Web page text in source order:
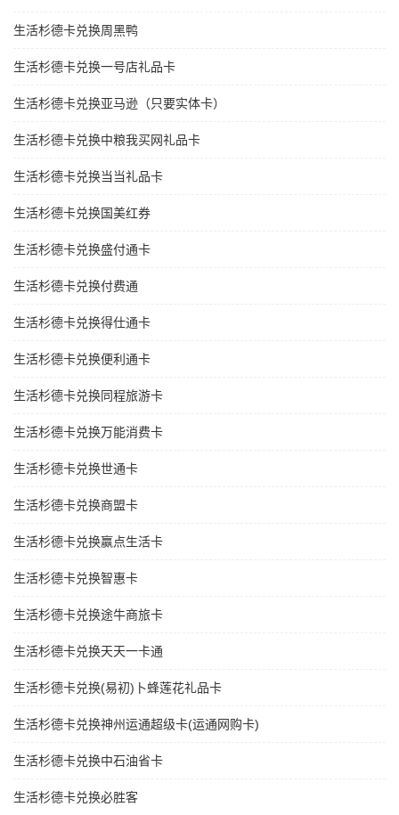
生活杉德卡兑换周黑鸭
生活杉德卡兑换一号店礼品卡
生活杉德卡兑换亚马逊（只要实体卡）
生活杉德卡兑换中粮我买网礼品卡
生活杉德卡兑换当当礼品卡
生活杉德卡兑换国美红券
生活杉德卡兑换盛付通卡
生活杉德卡兑换付费通
生活杉德卡兑换得仕通卡
生活杉德卡兑换便利通卡
生活杉德卡兑换同程旅游卡
生活杉德卡兑换万能消费卡
生活杉德卡兑换世通卡
生活杉德卡兑换商盟卡
生活杉德卡兑换赢点生活卡
生活杉德卡兑换智惠卡
生活杉德卡兑换途牛商旅卡
生活杉德卡兑换天天一卡通
生活杉德卡兑换(易初)卜蜂莲花礼品卡
生活杉德卡兑换神州运通超级卡(运通网购卡)
生活杉德卡兑换中石油省卡
生活杉德卡兑换必胜客